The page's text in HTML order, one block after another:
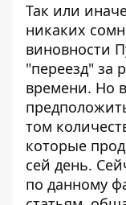
Так или
никаких
виновности
"переезд" за
времени. Но
том
которые
сей день.
по данному